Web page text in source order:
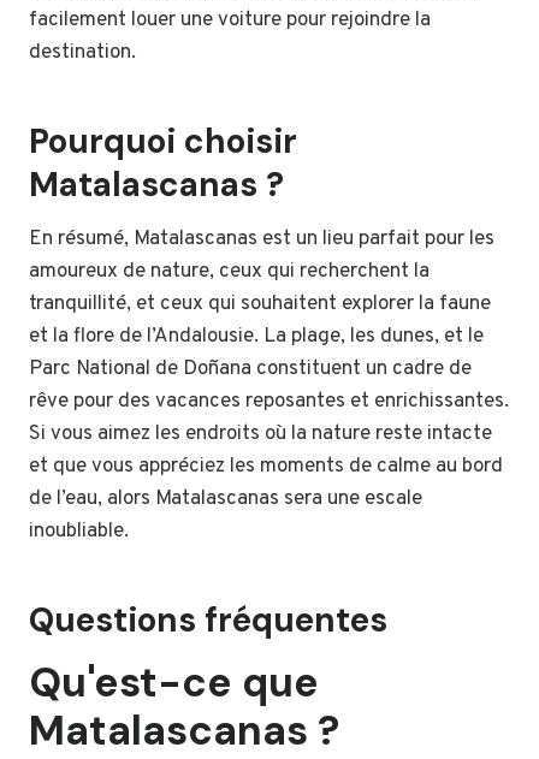
facilement louer une voiture pour rejoindre la
destination.
Pourquoi choisir
Matalascanas ?
En résumé, Matalascanas est un lieu parfait pour les
amoureux de nature, ceux qui recherchent la
tranquillité, et ceux qui souhaitent explorer la faune
et la flore de l’Andalousie. La plage, les dunes, et le
Parc National de Doñana constituent un cadre de
rêve pour des vacances reposantes et enrichissantes.
Si vous aimez les endroits où la nature reste intacte
et que vous appréciez les moments de calme au bord
de l’eau, alors Matalascanas sera une escale
inoubliable.
Questions fréquentes
Qu'est-ce que
Matalascanas ?